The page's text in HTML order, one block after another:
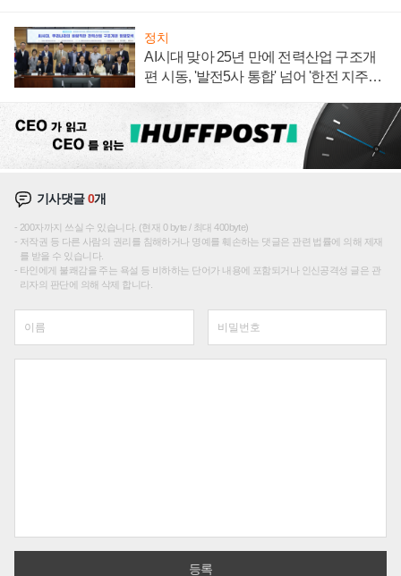
정치
AI시대 맞아 25년 만에 전력산업 구조개
편 시동, '발전5사 통합' 넘어 '한전 지주사'
기사댓글0개
200자까지 쓰실 수 있습니다. (현재 0 byte / 최대 400byte)
저작권 등 다른 사람의 권리를 침해하거나 명예를 훼손하는 댓글은 관련 법률에 의해 제재
를 받을 수 있습니다.
타인에게 불쾌감을 주는 욕설 등 비하하는 단어가 내용에 포함되거나 인신공격성 글은 관
리자의 판단에 의해 삭제 합니다.